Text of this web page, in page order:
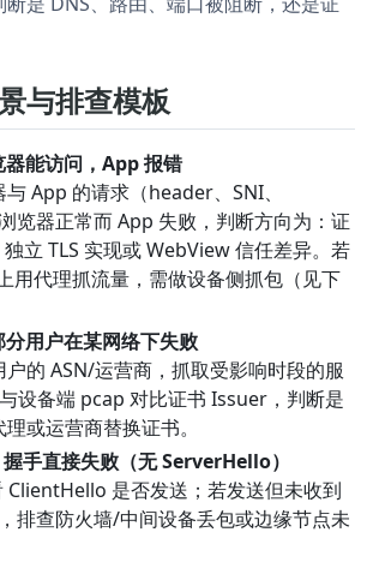
与排查模板
器能访问，App 报错
App 的请求（header、SNI、
览器正常而 App 失败，判断方向为：证
立 TLS 实现或 WebView 信任差异。若
用代理抓流量，需做设备侧抓包（见下
用户在某网络下失败
的 ASN/运营商，抓取受影响时段的服
设备端 pcap 对比证书 Issuer，判断是
或运营商替换证书。
手直接失败（无 ServerHello）
ClientHello 是否发送；若发送但未收到
排查防火墙/中间设备丢包或边缘节点未